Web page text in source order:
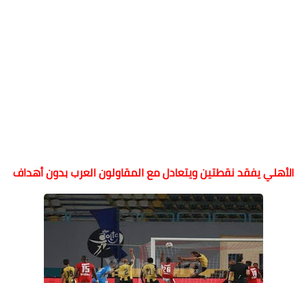
الأهلي يفقد نقطتين ويتعادل مع المقاولون العرب بدون أهداف